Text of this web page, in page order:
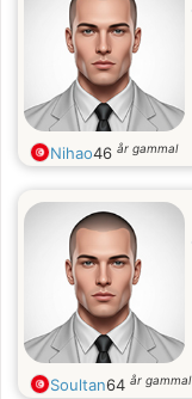
Nihao46 år gammal
Soultan64 år gammal